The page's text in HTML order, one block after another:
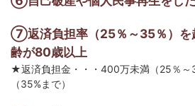
⑦返済負担率（25％～35％）を
齢が80歳以上
★返済負担金・・・400万未満（25％
（35%まで）